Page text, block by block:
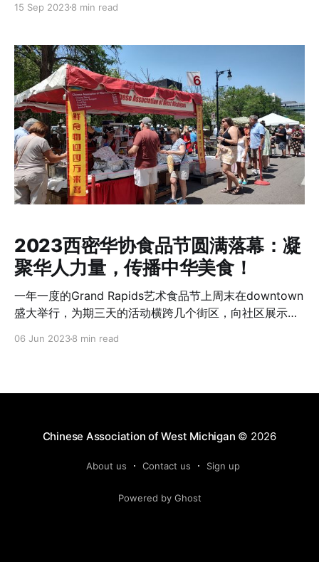
吧，餐馆和废弃的建筑都将变成精彩的展台，用以展示来
最令人感兴趣的一个方面，或许正是它的展示场馆的多样
性，对于当地人来说，Art Prize 艺术展将他们的整个城市
变成一个令人眼花缭乱的艺术画廊。 今年的Art Prize为
2023年9月14日至10月1日。今年将有共计60万美元以赠
款、评审奖项和公众投票的不同形式颁发给众多艺术家。
一等奖将获得12.5万美元的奖金，第二名可荣获7.5万美元
的奖金，位列第三名的艺术家将获得5万美元的奖金。观
众只需扫描艺术家标签上的二维码即可为艺术家的作品投
票。 今年，来自当地华人社区的楼良岗教授今年也再次参
加备受瞩目的Art Prize活动，展示他的最新作品。楼教授
认知心理学研究者，更是一位充满激情和才华的艺术家。
现在让我们深入了解楼良岗教授
15 Sep 20238 min read
2023西密华协食品节圆满落幕：凝
聚华人力量，传播中华美食！
一年一度的Grand Rapids艺术食品节上周末在downtown
盛大举行，为期三天的活动横跨几个街区，向社区展示了
员和朋友的支持，华协的食品摊位一直是最受欢迎的摊位
食品节的准备工作非常繁琐，包括与组办方沟通，申请场
义工、物品清洗、设备检查、到活动前一天的食物和设备
06 Jun 20238 min read
Chinese Association of West Michigan © 2026
About us Contact us Sign up
Powered by Ghost